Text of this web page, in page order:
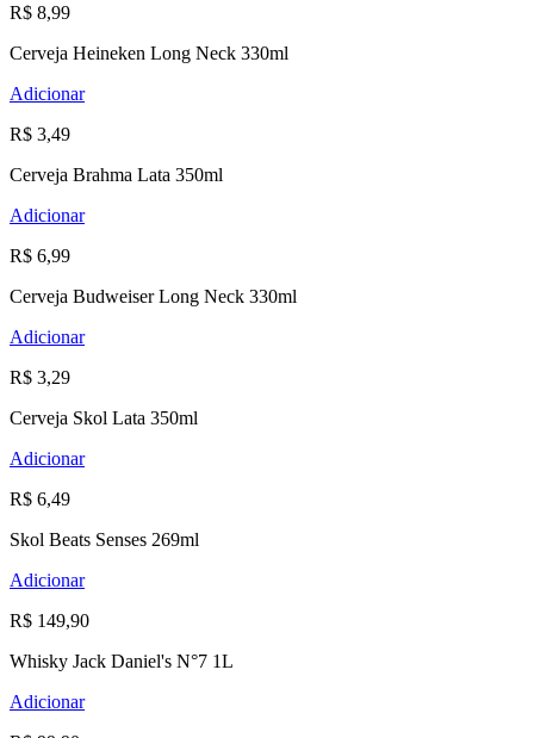
R$ 8,99
Cerveja Heineken Long Neck 330ml
Adicionar
R$ 3,49
Cerveja Brahma Lata 350ml
Adicionar
R$ 6,99
Cerveja Budweiser Long Neck 330ml
Adicionar
R$ 3,29
Cerveja Skol Lata 350ml
Adicionar
R$ 6,49
Skol Beats Senses 269ml
Adicionar
R$ 149,90
Whisky Jack Daniel's N°7 1L
Adicionar